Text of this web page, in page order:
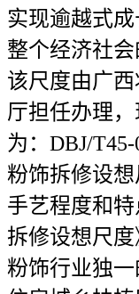
实现逾越式
整个经济社会
该尺度由广
厅担任办理
为：DBJ/
粉饰拆修设
手艺程度和
拆修设想尺
粉饰行业独